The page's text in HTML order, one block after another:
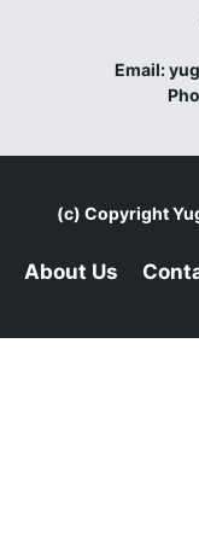
Email:
(c) Copyright
About Us